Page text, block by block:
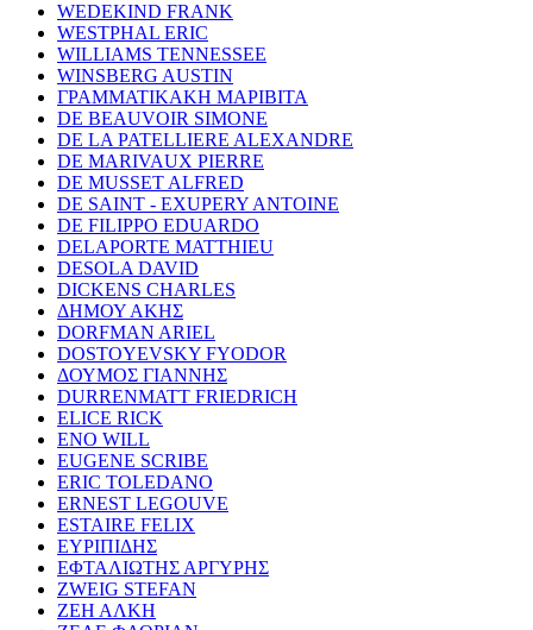
WEDEKIND FRANK
WESTPHAL ERIC
WILLIAMS TENNESSEE
WINSBERG AUSTIN
ΓΡΑΜΜΑΤΙΚΑΚΗ ΜΑΡΙΒΙΤΑ
DE BEAUVOIR SIMONE
DE LA PATELLIERE ALEXANDRE
DE MARIVAUX PIERRE
DE MUSSET ALFRED
DE SAINT - EXUPERY ANTOINE
DE FILIPPO EDUARDO
DELAPORTE MATTHIEU
DESOLA DAVID
DICKENS CHARLES
ΔΗΜΟΥ ΑΚΗΣ
DORFMAN ARIEL
DOSTOYEVSKY FYODOR
ΔΟΥΜΟΣ ΓΙΑΝΝΗΣ
DURRENMATT FRIEDRICH
ELICE RICK
ENO WILL
EUGENE SCRIBE
ERIC TOLEDANO
ERNEST LEGOUVE
ESTAIRE FELIX
ΕΥΡΙΠΙΔΗΣ
ΕΦΤΑΛΙΩΤΗΣ ΑΡΓΥΡΗΣ
ZWEIG STEFAN
ΖΕΗ ΑΛΚΗ